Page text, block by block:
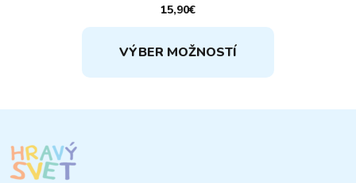
15,90€
VÝBER MOŽNOSTÍ
Tento
produkt
má
variantov.